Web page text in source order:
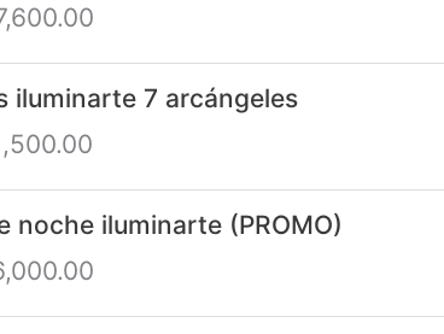
iluminarte 7 arcángeles
noche iluminarte (PROMO)